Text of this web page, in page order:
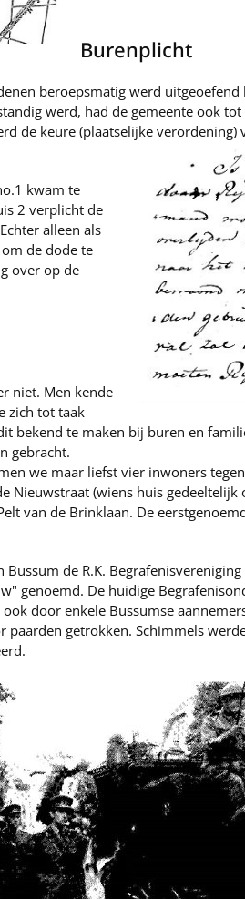
Burenplicht
beroepsmatig werd
werd, had de gemeente ook
de keure (plaatselijke verordening)
kwam te
2 verplicht de
alleen als
de dode te
over op de
niet. Men kende
zich tot taak
bekend te maken bij buren en
gebracht.
we maar liefst vier inwoners
Nieuwstraat (wiens huis
van de Brinklaan. De
de R.K.
genoemd. De huidige
door enkele Bussumse
getrokken. Schimmels